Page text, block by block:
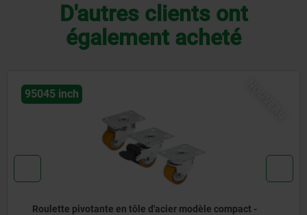
D'autres clients ont
également acheté
95033 inch
Roulettes pivotantes ou fixes en acier soudé avec